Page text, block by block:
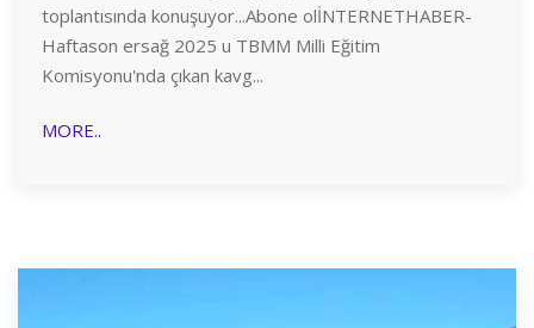
toplantısında konuşuyor...Abone olİNTERNETHABER-
Haftason ersağ 2025 u TBMM Milli Eğitim
Komisyonu'nda çıkan kavg...
MORE..